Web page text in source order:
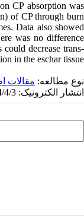
CP absorption was
of CP through burn
Data also showed
was no difference
decrease trans-
in the eschar tissue.
نوع مطالعه: مقالات
انتشار الکترونیک: 1394/4/3